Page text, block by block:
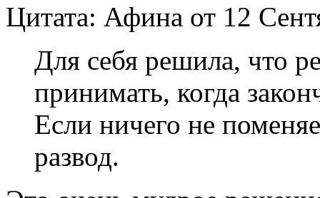
Цитата: Афина от 12
Для себя решила, что
принимать, когда
Если ничего не
развод.